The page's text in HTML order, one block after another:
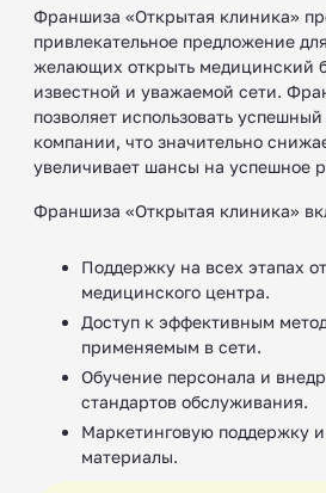
Франшиза «Открытая клиника»
привлекательное предложение
желающих открыть медицинский
известной и уважаемой сети.
позволяет использовать
компании, что значительно
увеличивает шансы на успешное
Франшиза «Открытая клиника»
Поддержку на всех этапах
медицинского центра.
Доступ к эффективным
применяемым в сети.
Обучение персонала и
стандартов обслуживания.
Маркетинговую поддержку
материалы.